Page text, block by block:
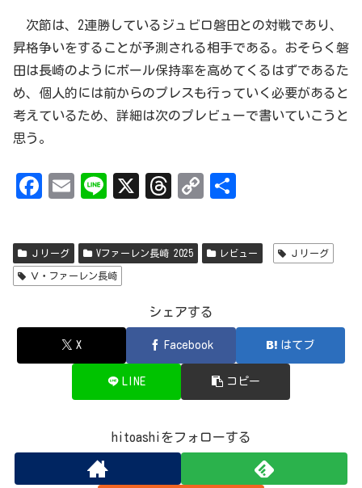
次節は、2連勝しているジュビロ磐田との対戦であり、
昇格争いをすることが予測される相手である。おそらく磐
田は長崎のようにボール保持率を高めてくるはずであるた
め、個人的には前からのプレスも行っていく必要があると
考えているため、詳細は次のプレビューで書いていこうと
思う。
Fa
bo
ok
Em
l
Li
X
Th
ad
s
Co
Li
nk
Ｊリーグ Vファーレン長崎 2025 レビュー Ｊリーグ
Ｖ・ファーレン長崎
シェアする
X Facebook はてブ
LINE コピー
hitoashiをフォローする